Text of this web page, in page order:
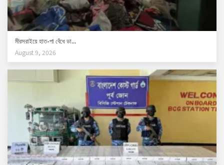
মীরসরাইয়ে হাত-পা বেঁধে ডা...
August 9, 2026